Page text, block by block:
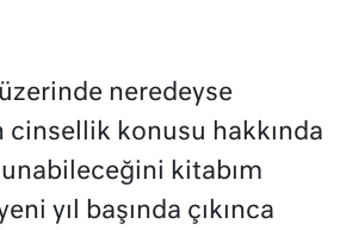
neredeyse
konusu hakkında
kitabım
yıl başında çıkınca